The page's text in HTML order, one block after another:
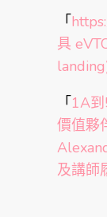
「
具
「1A
價值夥
及講師